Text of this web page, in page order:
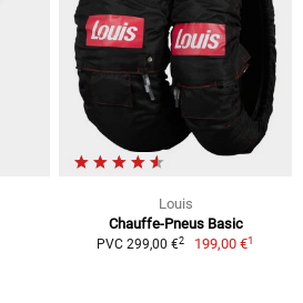
Louis
Chauffe-Pneus Basic
PVC 299,00 €2 199,00 €1